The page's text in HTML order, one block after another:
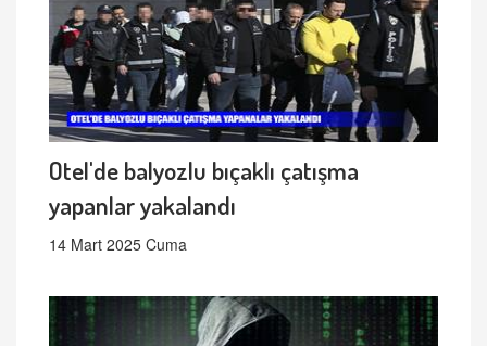
Otel'de balyozlu bıçaklı çatışma
yapanlar yakalandı
14 Mart 2025 Cuma